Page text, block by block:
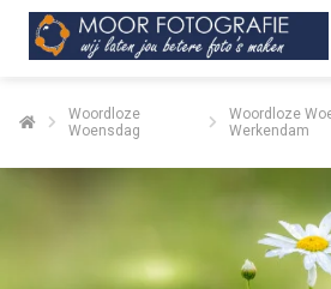
Woordloze
Woensdag
Woordloze
Werkendam